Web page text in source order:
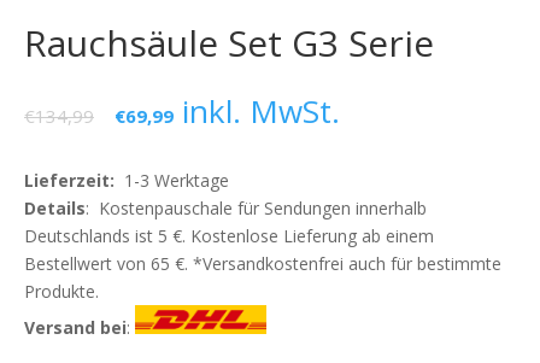
Rauchsäule Set G3 Serie
€134,99 €69,99 inkl. MwSt.
Lieferzeit: 1-3 Werktage
Details: Kostenpauschale für Sendungen innerhalb
Deutschlands ist 5 €. Kostenlose Lieferung ab einem
Bestellwert von 65 €. *Versandkostenfrei auch für bestimmte
Produkte.
Versand bei: